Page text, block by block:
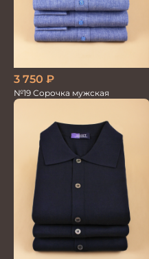
3 750 ₽
№19 Сорочка мужская